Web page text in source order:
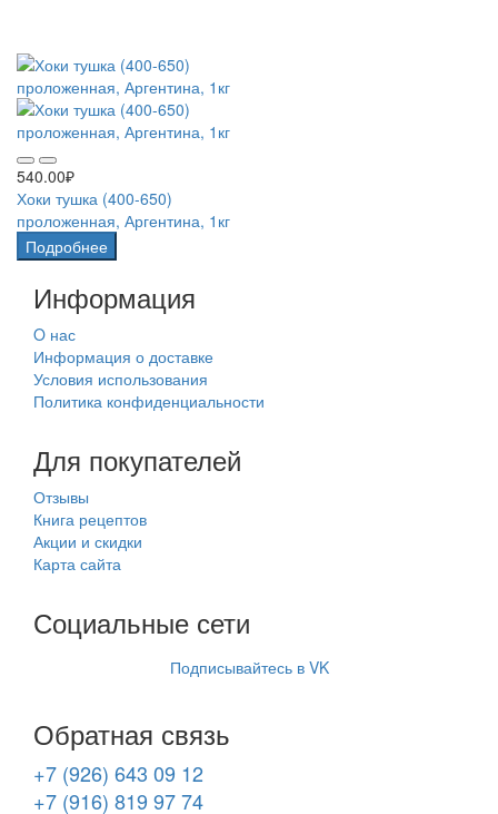
540.00₽
Хоки тушка (400-650)
проложенная, Аргентина, 1кг
Подробнее
Информация
O нас
Информация о доставке
Условия использования
Политика конфиденциальности
Для покупателей
Отзывы
Книга рецептов
Акции и скидки
Карта сайта
Социальные сети
Подписывайтесь в VK
Обратная связь
+7 (926) 643 09 12
+7 (916) 819 97 74